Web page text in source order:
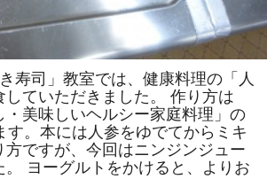
寿司」教室では、健康料理の「人
していただきました。 作り方は
・美味しいヘルシー家庭料理」の
す。本には人参をゆでてからミキ
方ですが、今回はニンジンジュー
。 ヨーグルトをかけると、よりお